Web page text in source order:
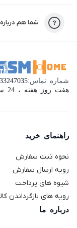
شما هم
شماره تماس:
هفت روز هفته ، 24 ساعت شبانه‌روز پاسخگوی شما هستیم.
راهنمای خرید
نحوه ثبت سفارش
رویه ارسال سفارش
شیوه های پرداخت
رویه های بازگرداندن
درباره ما